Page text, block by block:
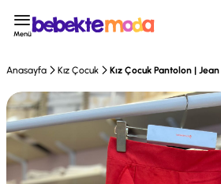
Menü
Anasayfa Kız Çocuk Kız Çocuk Pantolon | Jean